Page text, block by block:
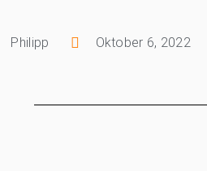
Philipp Oktober 6, 2022